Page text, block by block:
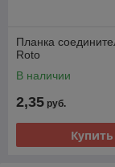
Планка
Roto
В наличии
2,35 руб.
Купить